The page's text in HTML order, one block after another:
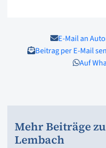
E-Mail an
Beitrag per E-Mail
Auf
Mehr Beiträge
Lembach